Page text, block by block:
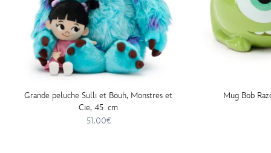
Grande peluche Sulli et Bouh, Monstres et
Cie, 45 cm
51.00€
Mug Bob